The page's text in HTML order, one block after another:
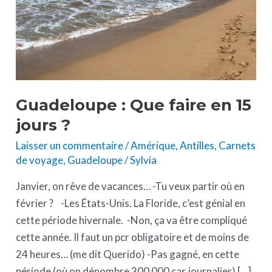
Guadeloupe : Que faire en 15
jours ?
Laisser un commentaire/Amérique,Antilles, Carnets
de voyage, Guadeloupe/Sylvia
Janvier, on rêve de vacances… -Tu veux partir où en
février ? -Les États-Unis. La Floride, c’est génial en
cette période hivernale. -Non, ça va être compliqué
cette année. Il faut un pcr obligatoire et de moins de
24 heures… (me dit Querido) -Pas gagné, en cette
jours
?